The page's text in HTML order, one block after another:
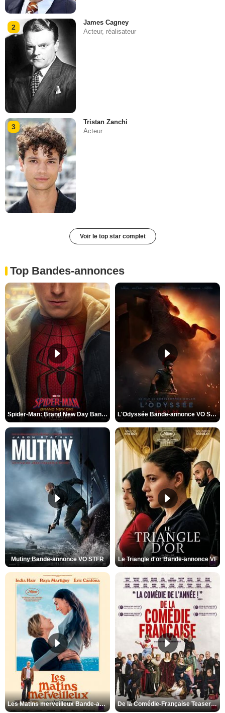
2
James Cagney
Acteur, réalisateur
3
Tristan Zanchi
Acteur
Voir le top star complet
Top Bandes-annonces
Spider-Man: Brand New Day Bande-annonce VO STFR L'Odyssée Bande-annonce VO STFR
Mutiny Bande-annonce VO STFR Le Triangle d'or Bande-annonce VF
Les Matins merveilleux Bande-annonce VF De la Comédie-Française Teaser VF